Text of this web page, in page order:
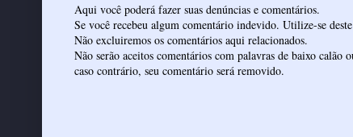
Aqui você poderá fazer suas denúncias e comentários.
Se você recebeu algum comentário indevido. Utilize-se
Não excluiremos os comentários aqui relacionados.
Não serão aceitos comentários com palavras de baixo calão
caso contrário, seu comentário será removido.